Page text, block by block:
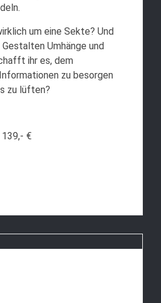
um eine Sekte? Und
Umhänge und
ihr es, dem
zu besorgen
zu lüften?
139,- €